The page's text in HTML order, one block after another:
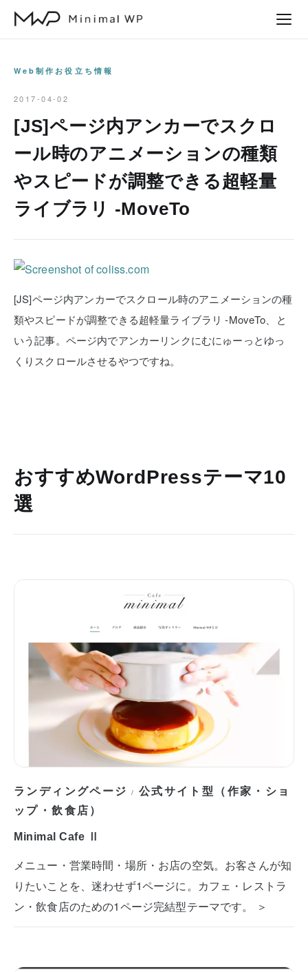
Web制作お役立ち情報
2017-04-02
[JS]ページ内アンカーでスクロ
ール時のアニメーションの種類
やスピードが調整できる超軽量
ライブラリ -MoveTo
[JS]ページ内アンカーでスクロール時のアニメーションの種
類やスピードが調整できる超軽量ライブラリ -MoveTo、と
いう記事。ページ内でアンカーリンクにむにゅーっとゆっ
くりスクロールさせるやつですね。
おすすめWordPressテーマ10
選
ランディングページ / 公式サイト型（作家・ショ
ップ・飲食店）
Minimal Cafe Ⅱ
メニュー・営業時間・場所・お店の空気。お客さんが知
りたいことを、迷わせず1ページに。カフェ・レストラ
ン・飲食店のための1ページ完結型テーマです。 ＞